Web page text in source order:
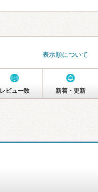
表示順について
レビュー数 新着・更新